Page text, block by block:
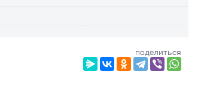
поделиться